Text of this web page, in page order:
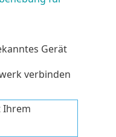
Gerät
verbinden
Ihrem